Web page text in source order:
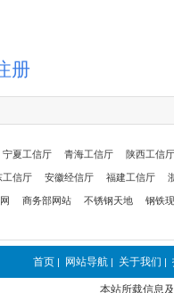
册
宁夏工信厅 青海工信厅 陕西工信厅
工信厅 安徽经信厅 福建工信厅
商务部网站 不锈钢天地 钢铁
首页 | 网站导航 | 关于我们 |
本站所载信息